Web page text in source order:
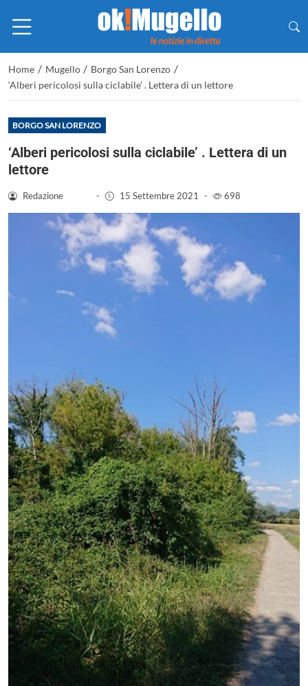
Home / Mugello / Borgo San Lorenzo /
‘Alberi pericolosi sulla ciclabile’ . Lettera di un lettore
BORGO SAN LORENZO
‘Alberi pericolosi sulla ciclabile’ . Lettera di un
lettore
Redazione - 15 Settembre 2021 - 698